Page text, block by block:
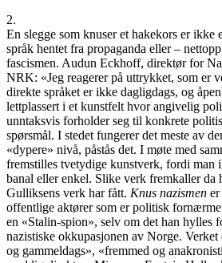
2.
En slegge som knuser et hakekors er ikke
språk hentet fra propaganda eller –
fascismen. Audun Eckhoff, direktør for
NRK: «Jeg reagerer på uttrykket, som er
direkte språket er ikke dagligdags, og
lettplassert i et kunstfelt hvor angivelig
unntaksvis forholder seg til konkrete
spørsmål. I stedet fungerer det meste av
«dypere» nivå, påstås det. I møte med
fremstilles tvetydige kunstverk, fordi man
banal eller enkel. Slike verk fremkaller da
Gulliksens verk har fått. Knus nazismen
offentlige aktører som er politisk
en «Stalin-spion», selv om det han hylles
nazistiske okkupasjonen av Norge. Verket
og gammeldags», «fremmed og